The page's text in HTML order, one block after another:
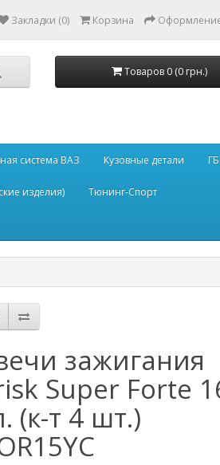
Закладки (0) Корзина Оформление
Товаров 0 (0 грн.)
система ВАЗ Кузовные детали
изделия) Тюнинг-Спорт
зажигания
Super Forte
(к-т 4 шт.)